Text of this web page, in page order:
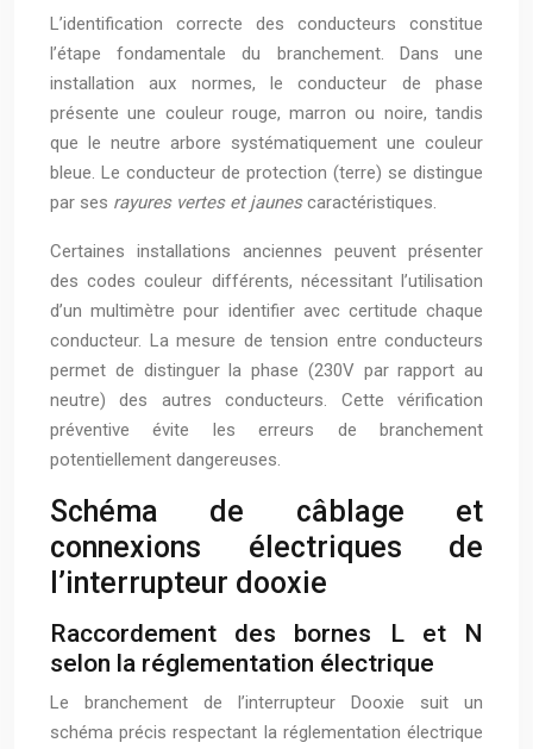
L’identification correcte des conducteurs constitue
l’étape fondamentale du branchement. Dans une
installation aux normes, le conducteur de phase
présente une couleur rouge, marron ou noire, tandis
que le neutre arbore systématiquement une couleur
bleue. Le conducteur de protection (terre) se distingue
par ses rayures vertes et jaunescaractéristiques.
Certaines installations anciennes peuvent présenter
des codes couleur différents, nécessitant l’utilisation
d’un multimètre pour identifier avec certitude chaque
conducteur. La mesure de tension entre conducteurs
permet de distinguer la phase (230V par rapport au
neutre) des autres conducteurs. Cette vérification
préventive évite les erreurs de branchement
potentiellement dangereuses.
Schéma de câblage et
connexions électriques de
l’interrupteur dooxie
Raccordement des bornes L et N
selon la réglementation électrique
Le branchement de l’interrupteur Dooxie suit un
schéma précis respectant la réglementation électrique